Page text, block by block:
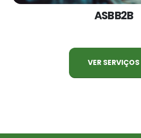
ASB B2B
VER SERVIÇOS